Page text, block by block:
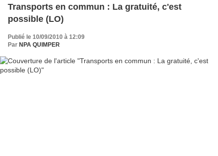
Transports en commun : La gratuité, c'est
possible (LO)
Publié le 10/09/2010 à 12:09
Par NPA QUIMPER